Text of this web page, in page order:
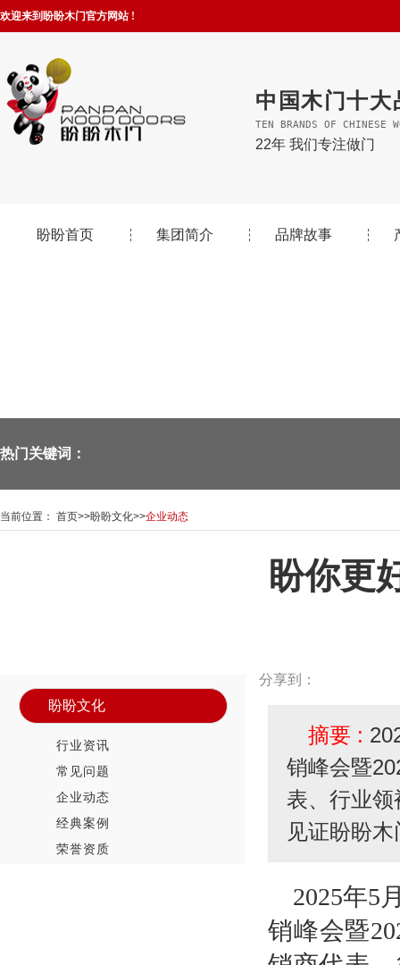
欢迎来到盼盼木门官方网站 !
中国木门十大
TEN BRANDS OF CHINESE
22年 我们专注做门
盼盼首页 集团简介 品牌故事
热门关键词：
当前位置： 首页>>盼盼文化>>企业动态
盼盼文化
行业资讯
常见问题
企业动态
经典案例
荣誉资质
盼你更
分享到：
摘要 :
销峰会暨
表、行业
见证盼盼
2025年5
销峰会暨